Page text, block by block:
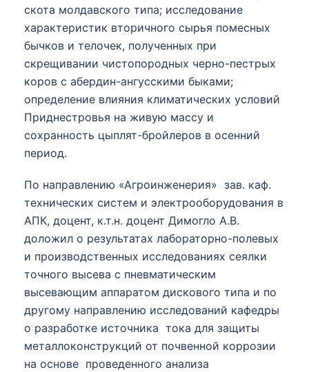
скота молдавского типа; исследование
характеристик вторичного сырья помесных
бычков и телочек, полученных при
скрещивании чистопородных черно-пестрых
коров с абердин-ангусскими быками;
определение влияния климатических условий
Приднестровья на живую массу и
сохранность цыплят-бройлеров в осенний
период.
По направлению «Агроинженерия» зав. каф.
технических систем и электрооборудования в
АПК, доцент, к.т.н. доцент Димогло А.В.
доложил о результатах лабораторно-полевых
и производственных исследованиях сеялки
точного высева с пневматическим
высевающим аппаратом дискового типа и по
другому направлению исследований кафедры
о разработке источника тока для защиты
металлоконструкций от почвенной коррозии
на основе проведенного анализа